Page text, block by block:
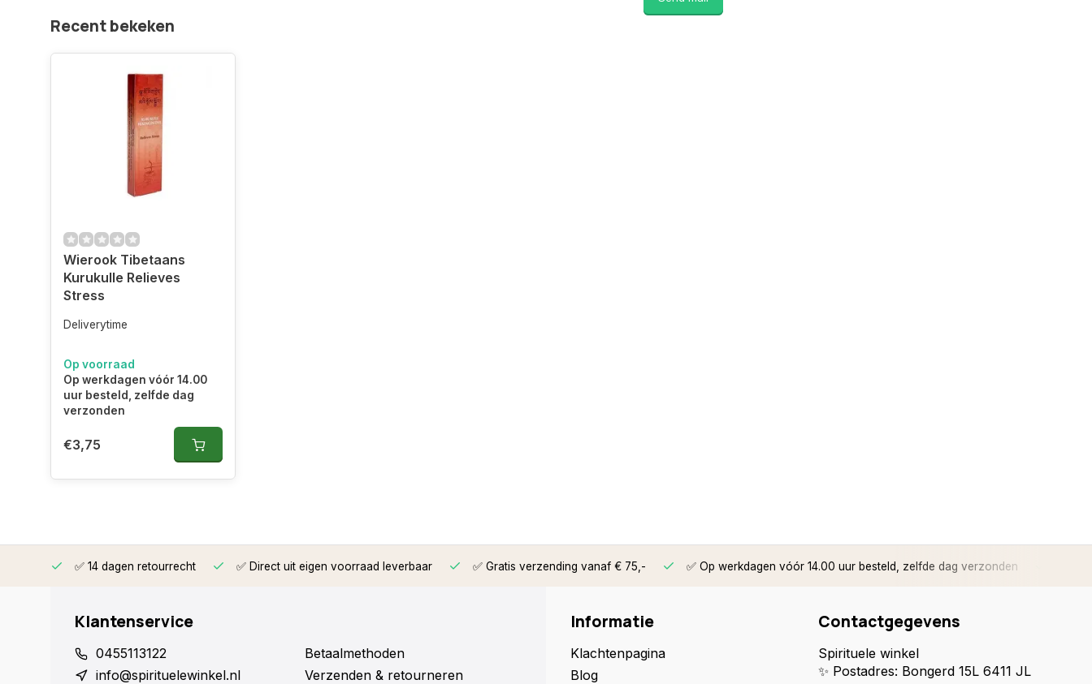
Recent bekeken
Wierook Tibetaans
Kurukulle Relieves
Stress
Deliverytime
Op voorraad
Op werkdagen vóór 14.00
uur besteld, zelfde dag
verzonden
€3,75
✅ 14 dagen retourrecht ✅ Direct uit eigen voorraad leverbaar ✅ Gratis verzending vanaf € 75,- ✅ Op werkdagen vóór 14.00 uur besteld, zelfde dag verzonden
Klantenservice
0455113122
info@spirituelewinkel.nl
Betaalmethoden
Verzenden & retourneren
Informatie
Klachtenpagina
Blog
Contactgegevens
Spirituele winkel
✨ Postadres: Bongerd 15L 6411 JL